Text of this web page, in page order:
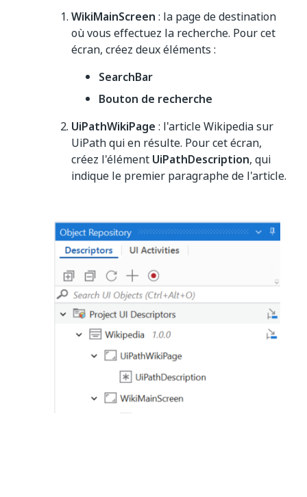
WikiMainScreen : la page de destination
où vous effectuez la recherche. Pour cet
écran, créez deux éléments :
SearchBar
Bouton de recherche
UiPathWikiPage : l'article Wikipedia sur
UiPath qui en résulte. Pour cet écran,
créez l'élément UiPathDescription, qui
indique le premier paragraphe de l'article.